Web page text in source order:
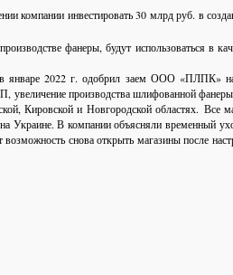
компании инвестировать 30 млрд руб. в
фанеры, будут использоваться в
январе 2022 г. одобрил заем ООО «ПЛПК»
увеличение производства шлифованной
Кировской и Новгородской областях. Все
Украине. В компании объясняли временный
снова открыть магазины после